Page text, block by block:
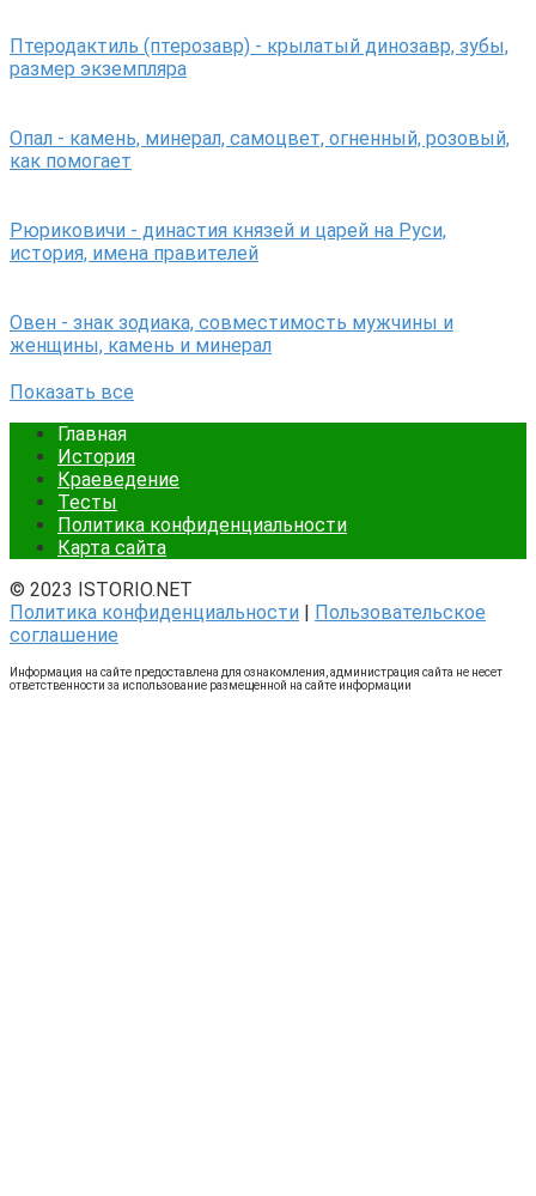
Птеродактиль (птерозавр) - крылатый динозавр, зубы,
размер экземпляра
Опал - камень, минерал, самоцвет, огненный, розовый,
как помогает
Рюриковичи - династия князей и царей на Руси,
история, имена правителей
Овен - знак зодиака, совместимость мужчины и
женщины, камень и минерал
Показать все
Главная
История
Краеведение
Тесты
Политика конфиденциальности
Карта сайта
© 2023 ISTORIO.NET
Политика конфиденциальности | Пользовательское
соглашение
Информация на сайте предоставлена для ознакомления, администрация сайта не несет
ответственности за использование размещенной на сайте информации